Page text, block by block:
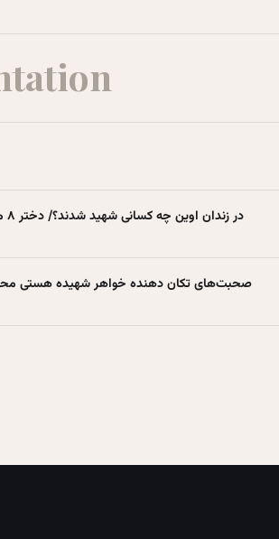
در زندان اوین چه کسانی شهید شدند؟/ دختر ۸ ماهه‌ای که بی مادر شد / عکس شهیدی که لبخند می‌زند
صحبت‌های تکان دهنده خواهر شهیده هستی